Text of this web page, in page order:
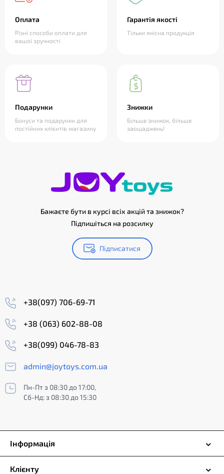
Оплата
Різні способи оплати для
вашої зручності
Гарантія якості
Тільки якісна продукція
Подарунки
Бонуси та подарунки для
постійних клієнтів магазину
Знижки
Більше знижок, більше
заощаджень!
Бажаєте бути в курсі всіх акцій та знижок?
Підпишіться на розсилку
Підписатися
+38(097) 706-69-71
+38 (063) 602-88-08
+38(099) 046-78-83
admin@joytoys.com.ua
Пн-Пт з 08:30 до 17:00,
Сб-Нд: з 08:30 до 15:30
Інформація
Клієнту